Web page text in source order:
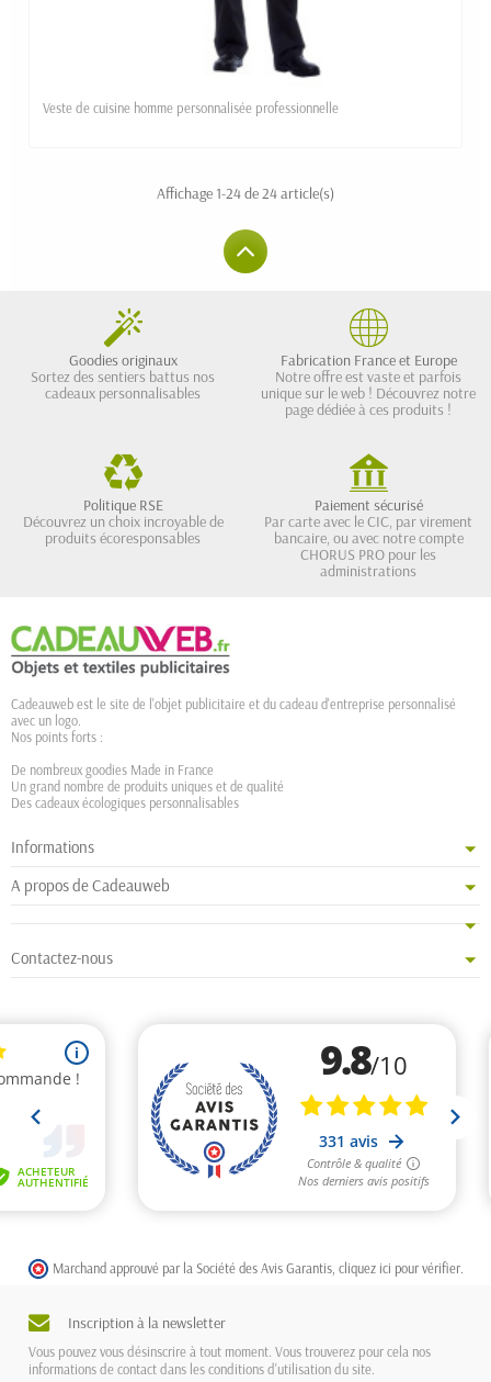
Veste de cuisine homme personnalisée professionnelle
Affichage 1-24 de 24 article(s)
Goodies originaux
Sortez des sentiers battus nos
cadeaux personnalisables
Fabrication France et Europe
Notre offre est vaste et parfois
unique sur le web ! Découvrez notre
page dédiée à ces produits !
Politique RSE
Découvrez un choix incroyable de
produits écoresponsables
Paiement sécurisé
Par carte avec le CIC, par virement
bancaire, ou avec notre compte
CHORUS PRO pour les
administrations
Cadeauweb est le site de l'objet publicitaire et du cadeau d'entreprise personnalisé
avec un logo.
Nos points forts :
De nombreux goodies Made in France
Un grand nombre de produits uniques et de qualité
Des cadeaux écologiques personnalisables
Informations
A propos de Cadeauweb
Contactez-nous
Marchand approuvé par la Société des Avis Garantis, cliquez ici pour vérifier
Inscription à la newsletter
Vous pouvez vous désinscrire à tout moment. Vous trouverez pour cela nos
informations de contact dans les conditions d'utilisation du site.